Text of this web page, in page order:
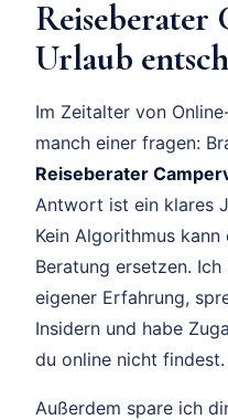
Reiseberater
Urlaub
Im Zeitalter von
manch einer fragen:
Reiseberater
Antwort ist ein klares
Kein Algorithmus
Beratung ersetzen.
eigener Erfahrung,
Insidern und habe
du online nicht findest.
Außerdem spare ich